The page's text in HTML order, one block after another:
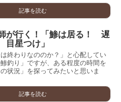
記事を読む
が行く！「鯵は居る！ 遅
星つけ」
は終わりなののか？」と心配してい
釣り」ですが、ある程度の時間を
状況」を探ってみたいと思いま
記事を読む